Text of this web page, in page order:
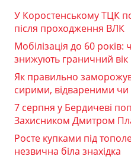
У Коростенському ТЦК
після проходження ВЛК
Мобілізація до 60 років:
знижують граничний вік
Як правильно
сирими, відвареними
7 серпня у Бердичеві
Захисником Дмитром
Росте купками під
незвична біла знахідка